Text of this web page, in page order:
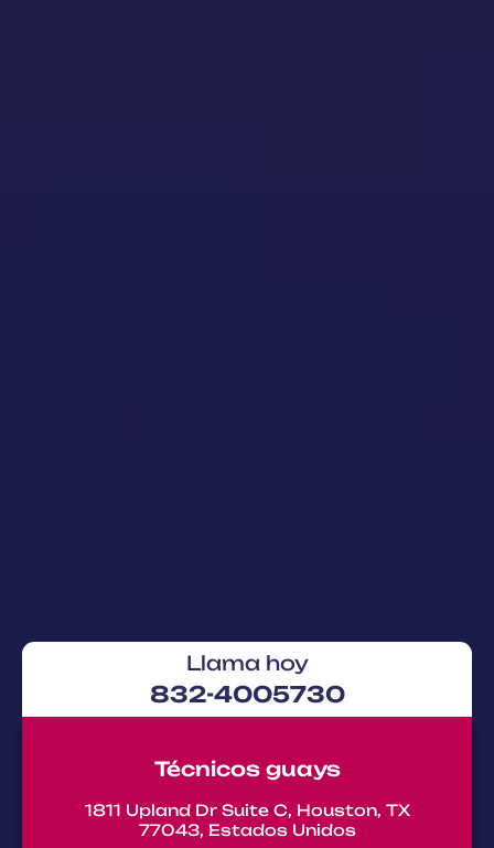
Llama hoy
832-4005730
Técnicos guays
1811 Upland Dr Suite C, Houston, TX
77043, Estados Unidos